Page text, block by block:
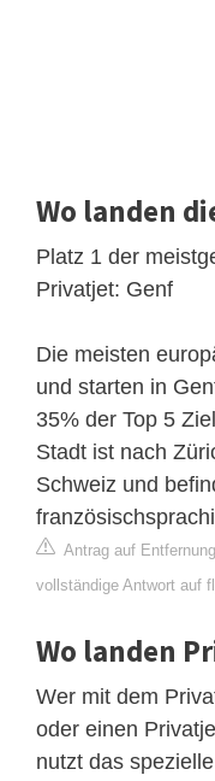
Wo landen
Platz 1 der
Privatjet: Genf
Die meisten
und starten in
35% der Top 5
Stadt ist nach
Schweiz und
Antrag auf
vollständige Antwort auf
Wo landen
Wer mit dem
oder einen
nutzt das